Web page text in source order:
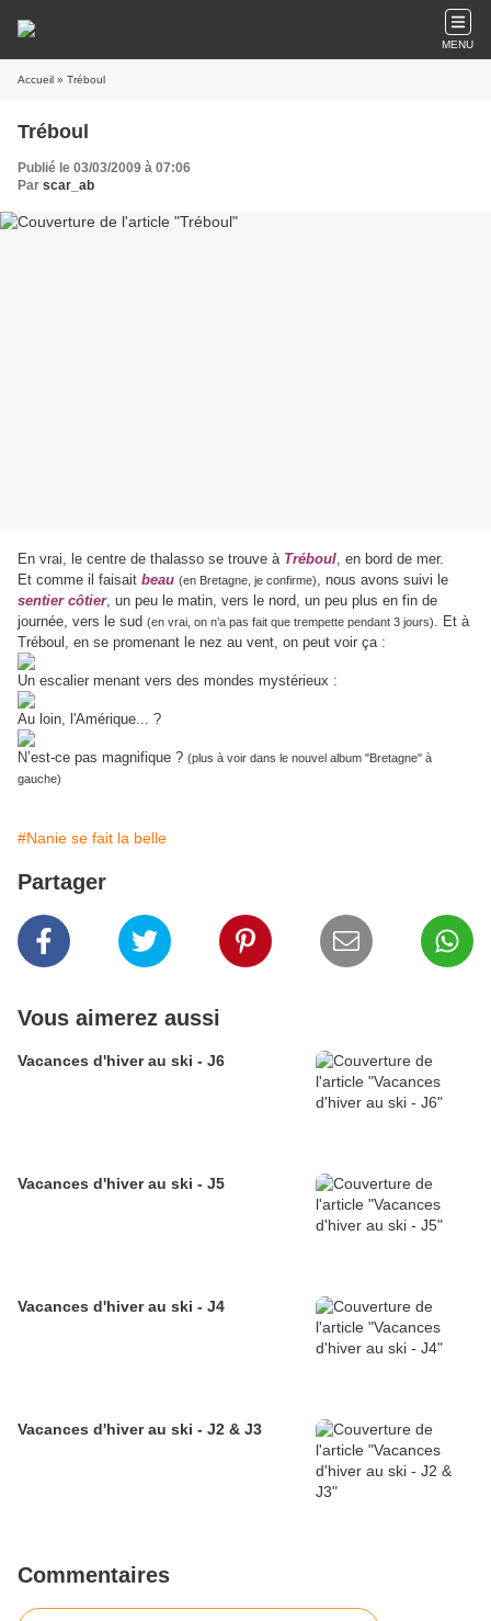
MENU
Accueil » Tréboul
Tréboul
Publié le 03/03/2009 à 07:06
Par scar_ab
En vrai, le centre de thalasso se trouve à Tréboul, en bord de mer.
Et comme il faisait beau (en Bretagne, je confirme), nous avons suivi le
sentier côtier, un peu le matin, vers le nord, un peu plus en fin de
journée, vers le sud (en vrai, on n’a pas fait que trempette pendant 3 jours). Et à
Tréboul, en se promenant le nez au vent, on peut voir ça :
Un escalier menant vers des mondes mystérieux :
Au loin, l'Amérique... ?
N’est-ce pas magnifique ? (plus à voir dans le nouvel album "Bretagne" à
gauche)
#Nanie se fait la belle
Partager
Vous aimerez aussi
Vacances d'hiver au ski - J6
Vacances d'hiver au ski - J5
Vacances d'hiver au ski - J4
Vacances d'hiver au ski - J2 & J3
Commentaires